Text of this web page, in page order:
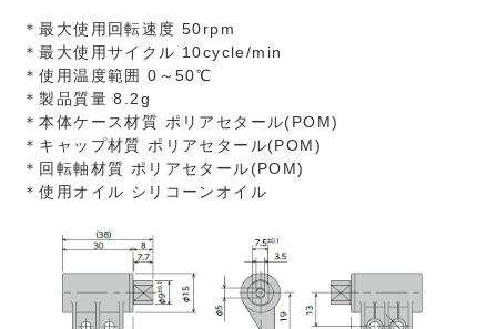
＊最大使用回転速度 50rpm
＊最大使用サイクル 10cycle/min
＊使用温度範囲 0～50℃
＊製品質量 8.2g
＊本体ケース材質 ポリアセタール(POM)
＊キャップ材質 ポリアセタール(POM)
＊回転軸材質 ポリアセタール(POM)
＊使用オイル シリコーンオイル